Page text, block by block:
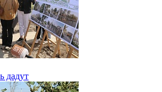
дадут